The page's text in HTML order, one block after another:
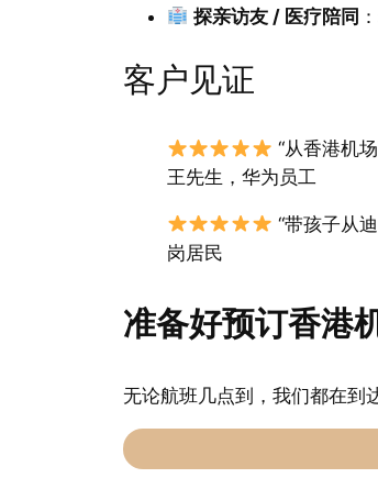
探亲访友 / 医疗陪同
客户见证
“从香港机
王先生，华为员工
“带孩子从
岗居民
准备好预订香港
无论航班几点到，我们都在到